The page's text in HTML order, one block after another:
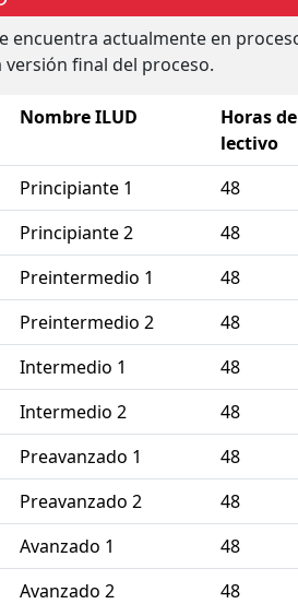
encuentra actualmente en
final del proceso.
NombreILUD
Horas
lectivo
Principiante 1 48
Principiante 2 48
Preintermedio 1 48
Preintermedio 2 48
Intermedio 1 48
Intermedio 2 48
Preavanzado 1 48
Preavanzado 2 48
Avanzado 1 48
Avanzado 2 48